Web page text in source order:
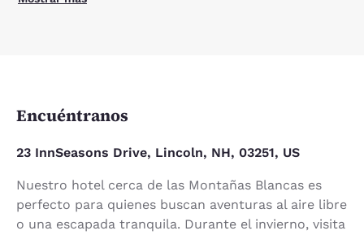
Encuéntranos
23 InnSeasons Drive, Lincoln, NH, 03251, US
Nuestro hotel cerca de las Montañas Blancas es
perfecto para quienes buscan aventuras al aire libre
o una escapada tranquila. Durante el invierno, visita